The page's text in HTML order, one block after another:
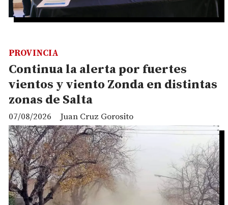
Continua la alerta por fuertes
vientos y viento Zonda en distintas
zonas de Salta
Juan Cruz Gorosito
PROVINCIA
07/08/2026